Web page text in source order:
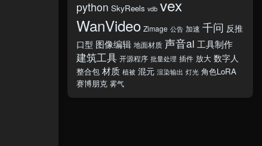
python SkyReels vdb vex
WanVideo Zimage 公告 加速 千问 反推
口型 图像编辑 地面材质 声音ai 工具制作
建筑工具 开源程序 批量处理 插件 放大 数字人
整合包 材质 植被 混元 渲染输出 灯光 角色LoRA
赛博朋克 雾气